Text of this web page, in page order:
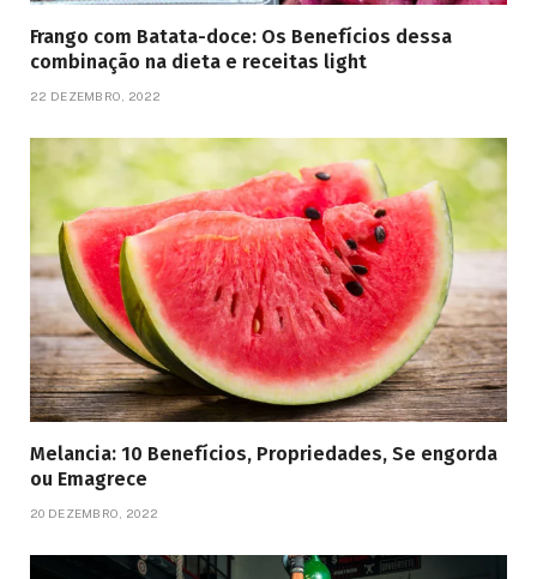
Frango com Batata-doce: Os Benefícios dessa
combinação na dieta e receitas light
22 DEZEMBRO, 2022
Melancia: 10 Benefícios, Propriedades, Se engorda
ou Emagrece
20 DEZEMBRO, 2022